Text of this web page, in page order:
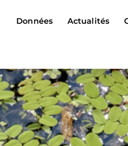
Données Actualités